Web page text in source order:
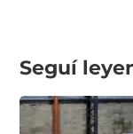
Seguí